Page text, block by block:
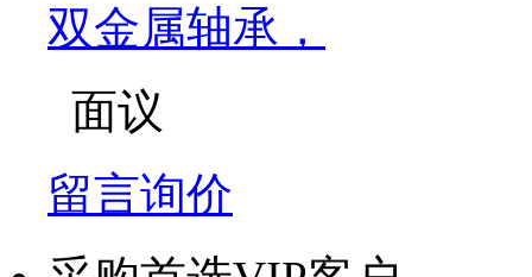
双金属轴承，
面议
留言询价